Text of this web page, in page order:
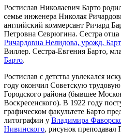
Ростислав Николаевич Барто
семье инженера Николая
английский коммерсант Ричард
Петровна Севрюгина. Сестра отца
Ричардовна Нелидова, урожд.
Виллер. Сестра-Евгения Барто,
Барто.
Ростислав с детства увлекался
году окончил Советскую
Городского района (бывшее
Воскресенского). В 1922 году
графическом факультете Барто
литографии у Владимира
Нивинского, рисунок преподавал